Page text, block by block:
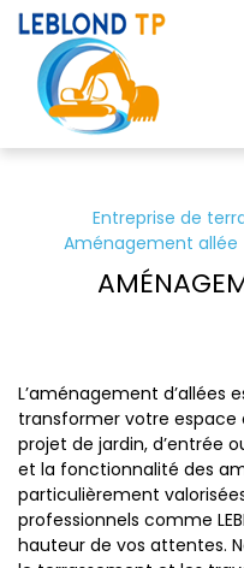
Entreprise de
Aménagement allée
L’aménagement d’allées
transformer votre espace
projet de jardin, d’entrée
et la fonctionnalité des
particulièrement
professionnels comme
hauteur de vos attentes.
Panneau de gestion des